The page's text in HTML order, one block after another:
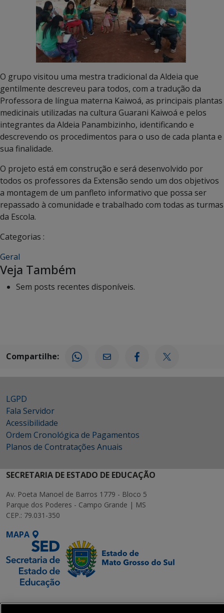
O grupo visitou uma mestra tradicional da Aldeia que
gentilmente descreveu para todos, com a tradução da
Professora de língua materna Kaiwoá, as principais plantas
medicinais utilizadas na cultura Guarani Kaiwoá e pelos
integrantes da Aldeia Panambizinho, identificando e
descrevendo os procedimentos para o uso de cada planta e
sua finalidade.
O projeto está em construção e será desenvolvido por
todos os professores da Extensão sendo um dos objetivos
a montagem de um panfleto informativo que possa ser
repassado à comunidade e trabalhado com todas as turmas
da Escola.
Categorias :
Geral
Veja Também
Sem posts recentes disponíveis.
Compartilhe:
LGPD
Fala Servidor
Acessibilidade
Ordem Cronológica de Pagamentos
Planos de Contratações Anuais
SECRETARIA DE ESTADO DE EDUCAÇÃO
Av. Poeta Manoel de Barros 1779 - Bloco 5
Parque dos Poderes - Campo Grande | MS
CEP.: 79.031-350
MAPA